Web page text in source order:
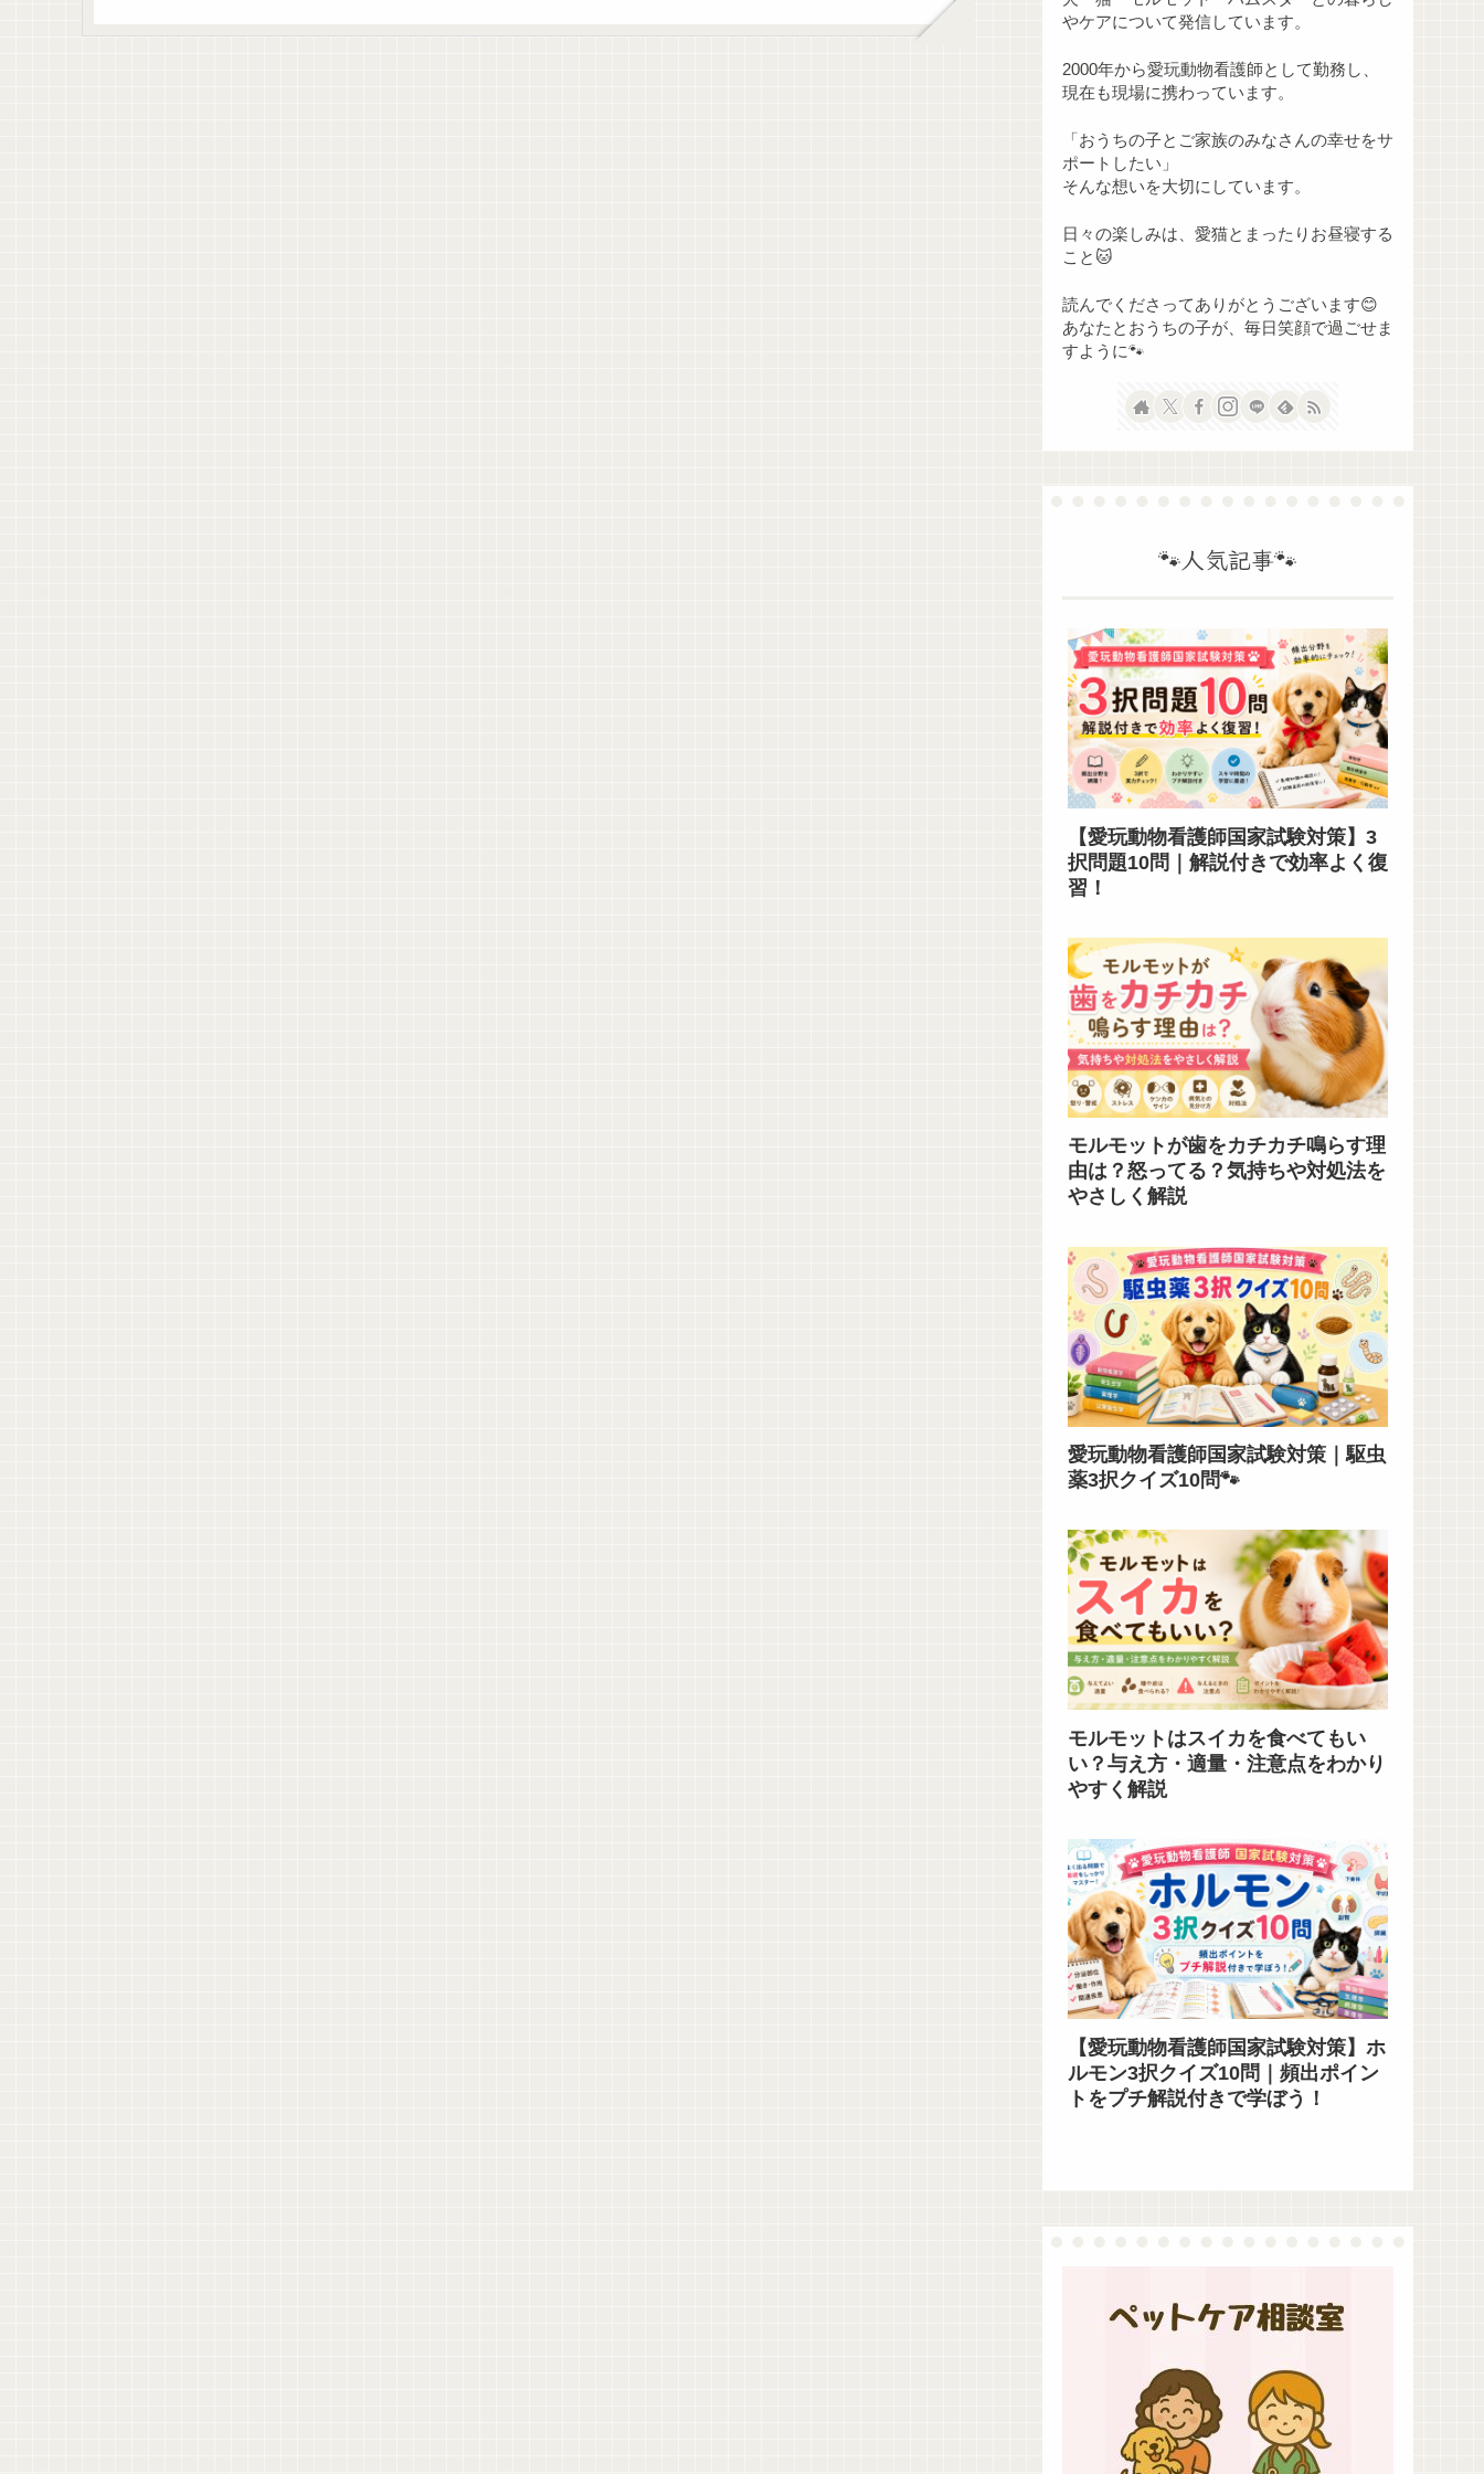
やケアについて発信しています。
2000年から愛玩動物看護師として勤務し、
現在も現場に携わっています。
「おうちの子とご家族のみなさんの幸せをサ
ポートしたい」
そんな想いを大切にしています。
日々の楽しみは、愛猫とまったりお昼寝する
こと🐱
読んでくださってありがとうございます😊
あなたとおうちの子が、毎日笑顔で過ごせま
すように🐾
🐾人気記事🐾
【愛玩動物看護師国家試験対策】3
択問題10問｜解説付きで効率よく復
習！
モルモットが歯をカチカチ鳴らす理
由は？怒ってる？気持ちや対処法を
やさしく解説
愛玩動物看護師国家試験対策｜駆虫
薬3択クイズ10問🐾
モルモットはスイカを食べてもい
い？与え方・適量・注意点をわかり
やすく解説
【愛玩動物看護師国家試験対策】ホ
ルモン3択クイズ10問｜頻出ポイン
トをプチ解説付きで学ぼう！